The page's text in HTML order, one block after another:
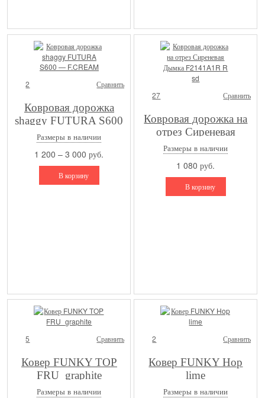
2 Сравнить
Ковровая дорожка
shaggy FUTURA S600
— F.CREAM
Размеры в наличии
1 200 – 3 000 руб.
В корзину
27 Сравнить
Ковровая дорожка на
отрез Сиреневая
Дымка F2141A1R R
sd
Размеры в наличии
1 080 руб.
В корзину
5 Сравнить
Ковер FUNKY TOP
FRU_graphite
Размеры в наличии
2 Сравнить
Ковер FUNKY Hop
lime
Размеры в наличии